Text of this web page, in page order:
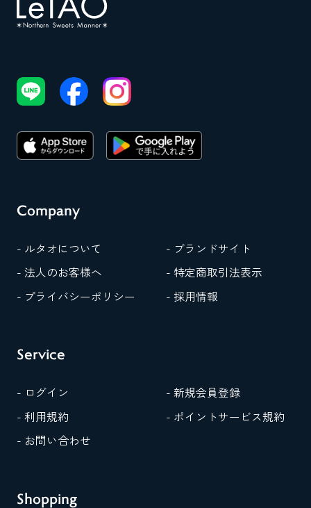
Company
- ルタオについて
- ブランドサイト
- 法人のお客様へ
- 特定商取引法表示
- プライバシーポリシー
- 採用情報
Service
- ログイン
- 新規会員登録
- 利用規約
- ポイントサービス規約
- お問い合わせ
Shopping